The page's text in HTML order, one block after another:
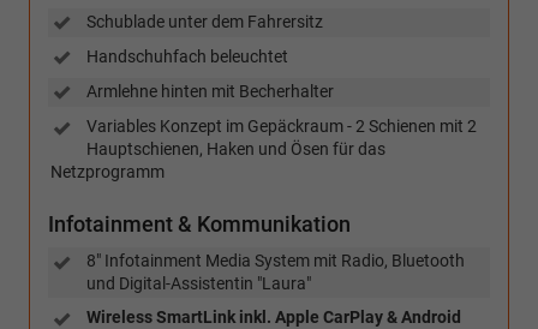
Schublade unter dem Fahrersitz
Handschuhfach beleuchtet
Armlehne hinten mit Becherhalter
Variables Konzept im Gepäckraum - 2 Schienen mit 2
Hauptschienen, Haken und Ösen für das
Netzprogramm
Infotainment & Kommunikation
8" Infotainment Media System mit Radio, Bluetooth
und Digital-Assistentin "Laura"
Wireless SmartLink inkl. Apple CarPlay & Android